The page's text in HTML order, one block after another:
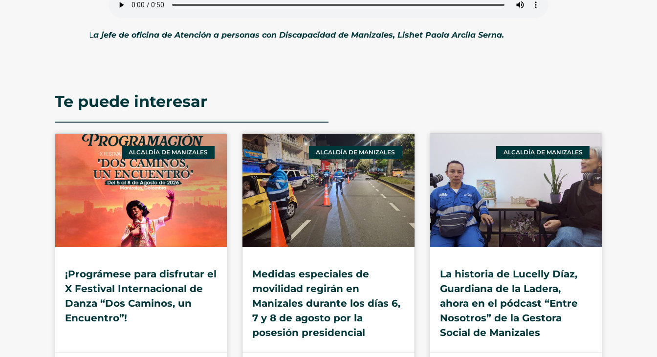
La jefe de oficina de Atención a personas con Discapacidad de Manizales, Lishet Paola Arcila Serna.
Te puede interesar
ALCALDÍA DE MANIZALES
¡Prográmese para disfrutar el
X Festival Internacional de
Danza “Dos Caminos, un
Encuentro”!
ALCALDÍA DE MANIZALES
Medidas especiales de
movilidad regirán en
Manizales durante los días 6,
7 y 8 de agosto por la
posesión presidencial
ALCALDÍA DE MANIZALES
La historia de Lucelly Díaz,
Guardiana de la Ladera,
ahora en el pódcast “Entre
Nosotros” de la Gestora
Social de Manizales